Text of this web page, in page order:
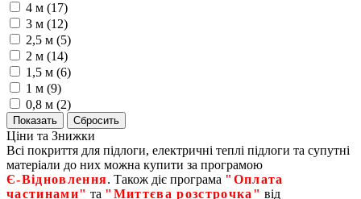
4 м (17)
3 м (12)
2,5 м (5)
2 м (14)
1,5 м (6)
1 м (9)
0,8 м (2)
Ціни та Знижки
Всі покриття для підлоги, електричні теплі підлоги та супутні
матеріали до них можна купити за програмою
Є‑Відновлення. Також діє програма "Оплата
частинами" та "Миттєва розстрочка" від